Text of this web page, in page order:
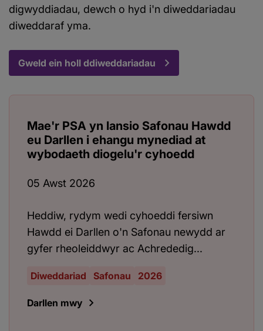
digwyddiadau, dewch o hyd i'n diweddariadau
diweddaraf yma.
Gweld ein holl ddiweddariadau
Mae'r PSA yn lansio Safonau Hawdd
eu Darllen i ehangu mynediad at
wybodaeth diogelu'r cyhoedd
05 Awst 2026
Heddiw, rydym wedi cyhoeddi fersiwn
Hawdd ei Darllen o'n Safonau newydd ar
gyfer rheoleiddwyr ac Achrededig...
Diweddariad Safonau 2026
Darllen mwy